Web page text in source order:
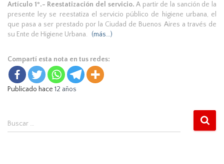
Artículo 1º.- Reestatización del servicio.A partir de la sanción de la
presente ley se reestatiza el servicio público de higiene urbana, el
que pasa a ser prestado por la Ciudad de Buenos Aires a través de
su Ente de Higiene Urbana.
(más…)
Compartí esta nota en tus redes:
Publicado hace 12 años
B
Buscar …